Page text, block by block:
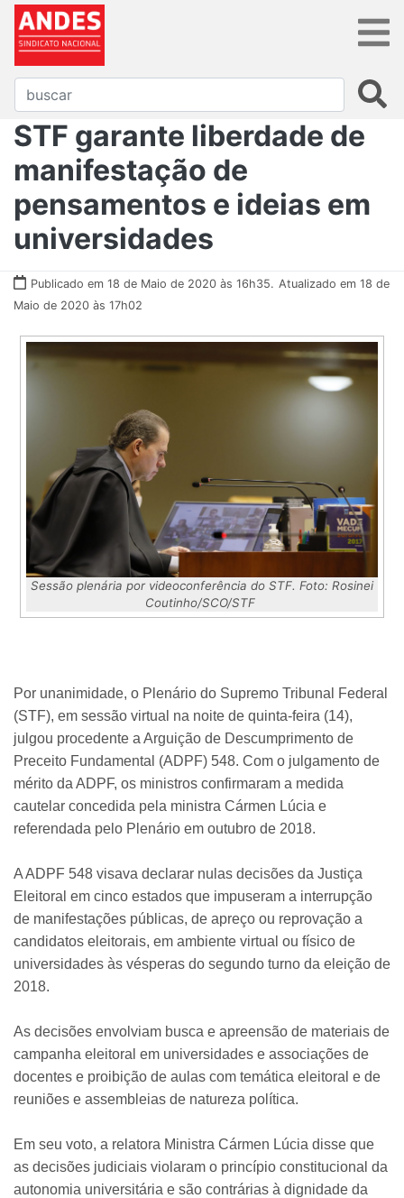
STF garante liberdade de
manifestação de
pensamentos e ideias em
universidades
Publicado em 18 de Maio de 2020 às 16h35. Atualizado em 18 de
Maio de 2020 às 17h02
Sessão plenária por videoconferência do STF. Foto: Rosinei
Coutinho/SCO/STF
Por unanimidade, o Plenário do Supremo Tribunal Federal
(STF), em sessão virtual na noite de quinta-feira (14),
julgou procedente a Arguição de Descumprimento de
Preceito Fundamental (ADPF) 548. Com o julgamento de
mérito da ADPF, os ministros confirmaram a medida
cautelar concedida pela ministra Cármen Lúcia e
referendada pelo Plenário em outubro de 2018.
A ADPF 548 visava declarar nulas decisões da Justiça
Eleitoral em cinco estados que impuseram a interrupção
de manifestações públicas, de apreço ou reprovação a
candidatos eleitorais, em ambiente virtual ou físico de
universidades às vésperas do segundo turno da eleição de
2018.
As decisões envolviam busca e apreensão de materiais de
campanha eleitoral em universidades e associações de
docentes e proibição de aulas com temática eleitoral e de
reuniões e assembleias de natureza política.
Em seu voto, a relatora Ministra Cármen Lúcia disse que
as decisões judiciais violaram o princípio constitucional da
autonomia universitária e são contrárias à dignidade da